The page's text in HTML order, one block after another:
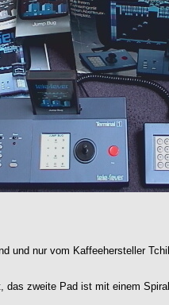
und nur vom Kaffeehersteller
zweite Pad ist mit einem